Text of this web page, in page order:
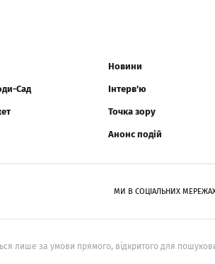
Сад
Новини
Інтерв'ю
Точка зору
Анонс подій
МИ В СОЦІАЛЬНИХ
лише за умови прямого, відкритого для